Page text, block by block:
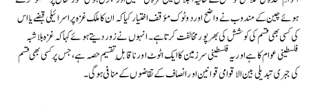
ہوئے چین کے مندوب نے واضح اور دوٹوک مؤقف اختیار کیا کہ ان کا ملک غزہ پر اسرائیلی قبضے یا اس
کی کسی بھی قسم کی کوشش کی بھرپور مخالفت کرتا ہے۔ انہوں نے زور دیتے ہوئے کہا کہ غزہ بلا شبہ
فلسطینی عوام کا ہے اور یہ فلسطینی سرزمین کا ایک اٹوٹ اور ناقابلِ تقسیم حصہ ہے، جس پر کسی بھی قسم
کی جبری تبدیلی بین الاقوامی قوانین اور انصاف کے تقاضوں کے منافی ہوگی۔